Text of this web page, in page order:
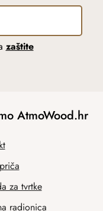
zaštite
AtmoWood.hr
za tvrtke
radionica